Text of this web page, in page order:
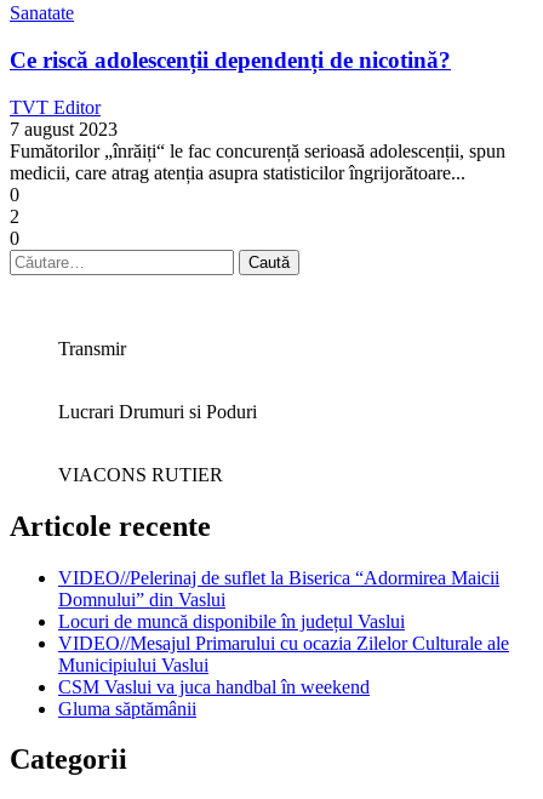
Sanatate
Ce riscă adolescenții dependenți de nicotină?
TVT Editor
7 august 2023
Fumătorilor „înrăiți“ le fac concurență serioasă adolescenții, spun
medicii, care atrag atenția asupra statisticilor îngrijorătoare...
0
2
0
Caută
după:
Transmir
Lucrari Drumuri si Poduri
VIACONS RUTIER
Articole recente
VIDEO//Pelerinaj de suflet la Biserica “Adormirea Maicii
Domnului” din Vaslui
Locuri de muncă disponibile în județul Vaslui
VIDEO//Mesajul Primarului cu ocazia Zilelor Culturale ale
Municipiului Vaslui
CSM Vaslui va juca handbal în weekend
Gluma săptămânii
Categorii